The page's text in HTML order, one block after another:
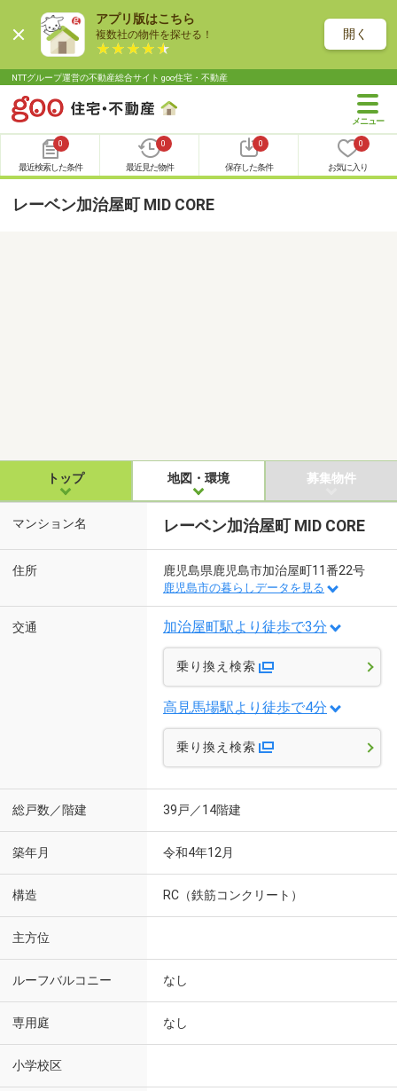
アプリ版はこちら
複数社の物件を探せる！ 開く
NTTグループ運営の不動産総合サイト goo住宅・不動産
0
最近検索した条件
0
最近見た物件
0
保存した条件
0
お気に入り
レーベン加治屋町 MID CORE
トップ 地図・環境 募集物件
マンション名 レーベン加治屋町 MID CORE
住所 鹿児島県鹿児島市加治屋町11番22号
鹿児島市の暮らしデータを見る
交通 加治屋町駅より徒歩で3分
乗り換え検索
高見馬場駅より徒歩で4分
乗り換え検索
総戸数／階建 39戸／14階建
築年月 令和4年12月
構造 RC（鉄筋コンクリート）
主方位
ルーフバルコニー なし
専用庭 なし
小学校区